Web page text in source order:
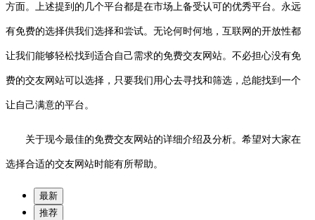
方面。上述提到的几个平台都是在市场上备受认可的优秀平台。永远
有免费的选择供我们选择和尝试。无论何时何地，互联网的开放性都
让我们能够轻松找到适合自己需求的免费交友网站。不必担心没有免
费的交友网站可以选择，只要我们用心去寻找和筛选，总能找到一个
让自己满意的平台。
关于现今最佳的免费交友网站的详细介绍及分析。希望对大家在
选择合适的交友网站时能有所帮助。
最新
推荐